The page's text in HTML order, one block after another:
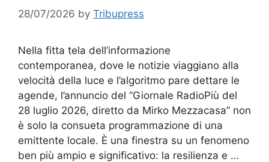
28/07/2026 by Tribupress
Nella fitta tela dell’informazione
contemporanea, dove le notizie viaggiano alla
velocità della luce e l’algoritmo pare dettare le
agende, l’annuncio del “Giornale RadioPiù del
28 luglio 2026, diretto da Mirko Mezzacasa” non
è solo la consueta programmazione di una
emittente locale. È una finestra su un fenomeno
ben più ampio e significativo: la resilienza e …